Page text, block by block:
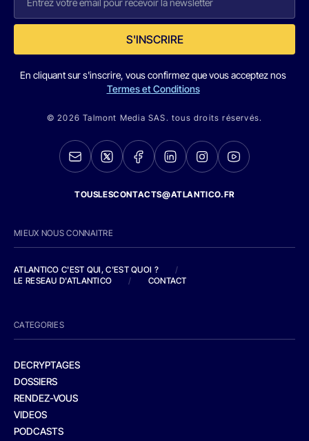
S'INSCRIRE
En cliquant sur s'inscrire, vous confirmez que vous acceptez nos
Termes et Conditions
© 2026 Talmont Media SAS. tous droits réservés.
TOUSLESCONTACTS@ATLANTICO.FR
MIEUX NOUS CONNAITRE
ATLANTICO C'EST QUI, C'EST QUOI ?
/
LE RESEAU D'ATLANTICO
/ CONTACT
CATEGORIES
DECRYPTAGES
DOSSIERS
RENDEZ-VOUS
VIDEOS
PODCASTS